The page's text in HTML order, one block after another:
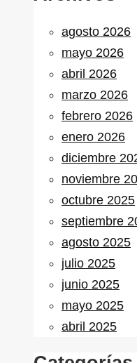
agosto 2026
mayo 2026
abril 2026
marzo 2026
febrero 2026
enero 2026
diciembre
noviembre
octubre 2025
septiembre
agosto 2025
julio 2025
junio 2025
mayo 2025
abril 2025